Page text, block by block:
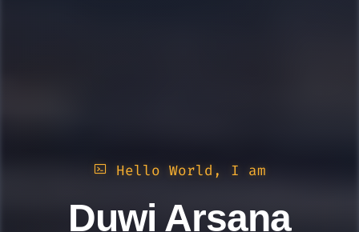
Hello World, I am
Duwi Arsana